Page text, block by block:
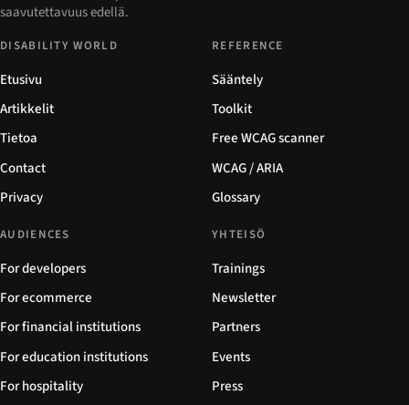
saavutettavuus edellä.
DISABILITY WORLD
Etusivu
Artikkelit
Tietoa
Contact
Privacy
REFERENCE
Sääntely
Toolkit
Free WCAG scanner
WCAG / ARIA
Glossary
AUDIENCES
For developers
For ecommerce
For financial institutions
For education institutions
For hospitality
YHTEISÖ
Trainings
Newsletter
Partners
Events
Press